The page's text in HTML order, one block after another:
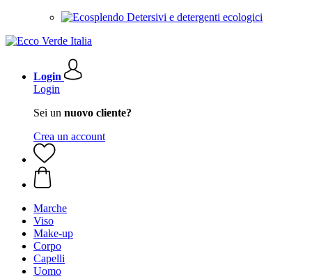
Detersivi e detergenti ecologici
Login
Login
Sei un nuovo cliente?
Crea un account
Marche
Viso
Make-up
Corpo
Capelli
Uomo